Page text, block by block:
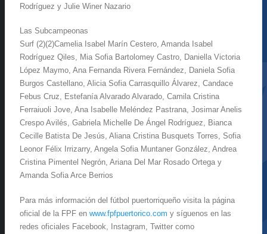
Rodríguez y Julie Winer Nazario
Las Subcampeonas
Surf (2)(2)Camelia Isabel Marín Cestero, Amanda Isabel
Rodríguez Qiles, Mia Sofia Bartolomey Castro, Daniella Victoria
López Maymo, Ana Fernanda Rivera Fernández, Daniela Sofia
Burgos Castellano, Alicia Sofia Carrasquillo Álvarez, Candace
Febus Cruz, Estefanía Alvarado Alvarado, Camila Cristina
Ferraiuoli Jove, Ana Isabelle Meléndez Pastrana, Josimar Anelis
Crespo Avilés, Gabriela Michelle De Ángel Rodríguez, Bianca
Cecille Batista De Jesús, Aliana Cristina Busquets Torres, Sofia
Leonor Félix Irrizarry, Angela Sofia Muntaner González, Andrea
Cristina Pimentel Negrón, Ariana Del Mar Rosado Ortega y
Amanda Sofia Arce Berrios
Para más información del fútbol puertorriqueño visita la página
oficial de la FPF en www.fpfpuertorico.com y síguenos en las
redes oficiales Facebook, Instagram, Twitter como